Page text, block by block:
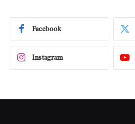
Facebook
Instagram